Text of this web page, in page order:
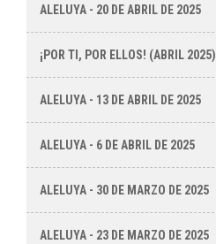
ALELUYA - 20 DE ABRIL DE 2025
¡POR TI, POR ELLOS! (ABRIL 2025)
ALELUYA - 13 DE ABRIL DE 2025
ALELUYA - 6 DE ABRIL DE 2025
ALELUYA - 30 DE MARZO DE 2025
ALELUYA - 23 DE MARZO DE 2025